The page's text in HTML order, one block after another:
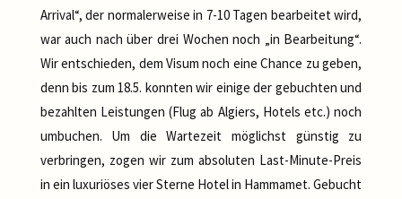
Arrival“, der normalerweise in 7-10 Tagen bearbeitet wird,
war auch nach über drei Wochen noch „in Bearbeitung“.
Wir entschieden, dem Visum noch eine Chance zu geben,
denn bis zum 18.5. konnten wir einige der gebuchten und
bezahlten Leistungen (Flug ab Algiers, Hotels etc.) noch
umbuchen. Um die Wartezeit möglichst günstig zu
verbringen, zogen wir zum absoluten Last-Minute-Preis
in ein luxuriöses vier Sterne Hotel in Hammamet. Gebucht